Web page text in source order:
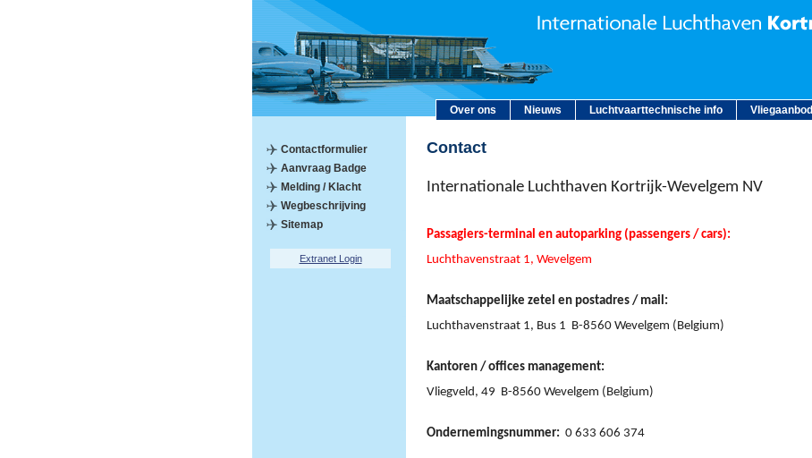
Over ons Nieuws Luchtvaarttechnische info Vliegaanbod
Contactformulier
Aanvraag Badge
Melding / Klacht
Wegbeschrijving
Sitemap
Extranet Login
Contact
Internationale Luchthaven Kortrijk-Wevelgem NV
Passagiers-terminal en autoparking (passengers / cars):
Luchthavenstraat 1, Wevelgem
Maatschappelijke zetel en postadres / mail:
Luchthavenstraat 1, Bus 1 B-8560 Wevelgem (Belgium)
Kantoren / offices management:
Vliegveld, 49 B-8560 Wevelgem (Belgium)
Ondernemingsnummer: 0 633 606 374